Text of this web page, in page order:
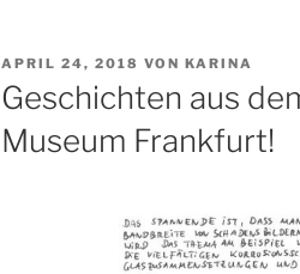
VERÖFFENTLICHT
AM
APRIL 24, 2018 VON KARINA
Geschichten aus
Museum Frankfurt!